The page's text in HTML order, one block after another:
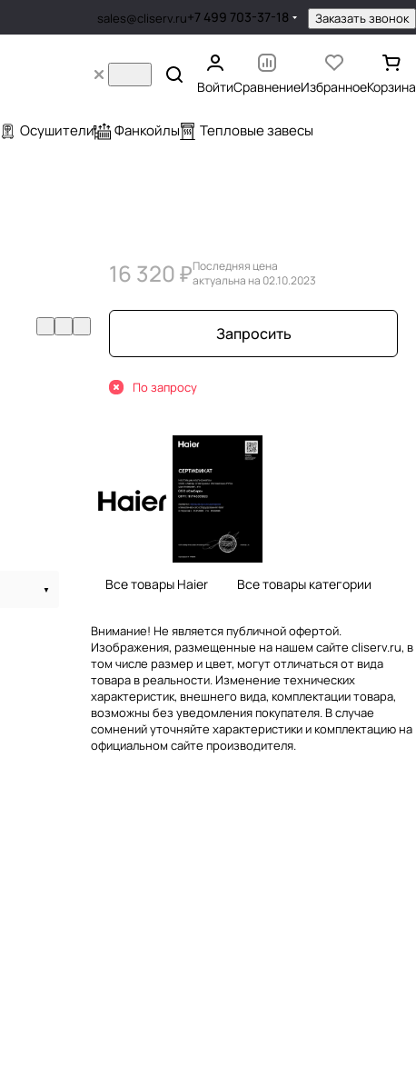
sales@cliserv.ru+7 499 703-37-18 Заказать звонок
ВойтиСравнениеИзбранноеКорзина
Осушители Фанкойлы Тепловые завесы
16 320 ₽Последняя цена
актуальна на 02.10.2023
Запросить
По запросу
Все товары Haier Все товары категории
Внимание! Не является публичной офертой.
Изображения, размещенные на нашем сайте cliserv.ru, в
том числе размер и цвет, могут отличаться от вида
товара в реальности. Изменение технических
характеристик, внешнего вида, комплектации товара,
возможны без уведомления покупателя. В случае
сомнений уточняйте характеристики и комплектацию на
официальном сайте производителя.